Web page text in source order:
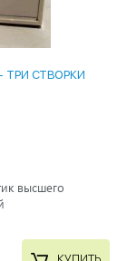
ТРИ СТВОРКИ
высшего